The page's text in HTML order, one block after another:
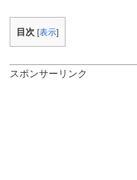
目次 [表示]
スポンサーリンク